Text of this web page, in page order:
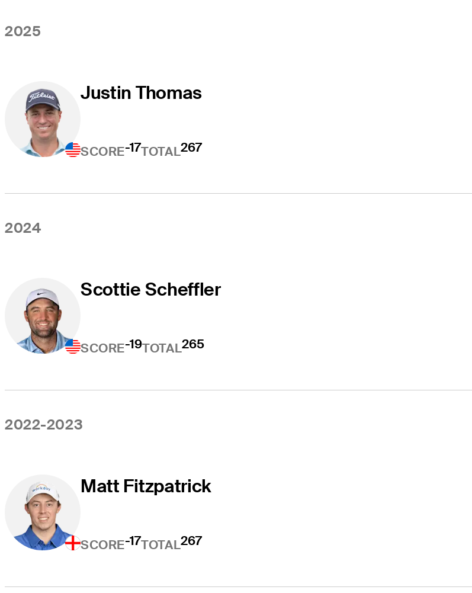
2025
Justin Thomas
SCORE-17TOTAL267
2024
Scottie Scheffler
SCORE-19TOTAL265
2022-2023
Matt Fitzpatrick
SCORE-17TOTAL267